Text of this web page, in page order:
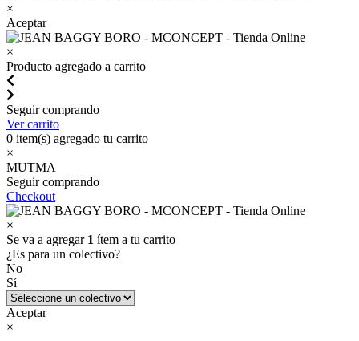
×
Aceptar
×
Producto agregado a carrito
Seguir comprando
Ver carrito
0 item(s) agregado tu carrito
×
MUTMA
Seguir comprando
Checkout
×
Se va a agregar 1 ítem a tu carrito
¿Es para un colectivo?
No
Sí
Aceptar
×